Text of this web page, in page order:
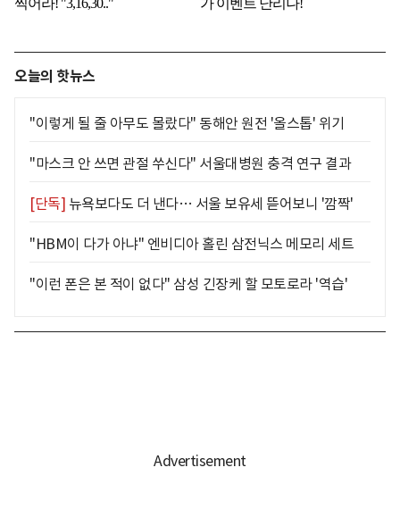
오늘의 핫뉴스
"이렇게 될 줄 아무도 몰랐다" 동해안 원전 '올스톱' 위기
"마스크 안 쓰면 관절 쑤신다" 서울대병원 충격 연구 결과
[단독] 뉴욕보다도 더 낸다… 서울 보유세 뜯어보니 '깜짝'
"HBM이 다가 아냐" 엔비디아 홀린 삼전닉스 메모리 세트
"이런 폰은 본 적이 없다" 삼성 긴장케 할 모토로라 '역습'